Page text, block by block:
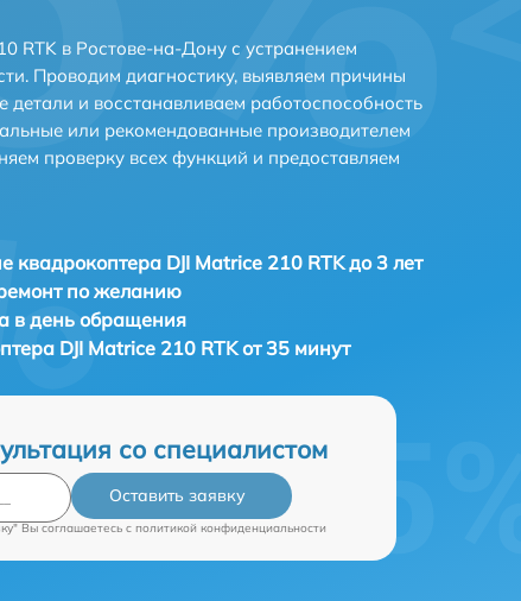
RTK в Ростове-на-Дону с устранением
Проводим диагностику, выявляем причины
и восстанавливаем работоспособность
или рекомендованные производителем
проверку всех функций и предоставляем
квадрокоптера DJI Matrice 210 RTK до 3 лет
по желанию
в день обращения
DJI Matrice 210 RTK от 35 минут
со специалистом
Оставить заявку
Вы соглашаетесь c политикой конфиденциальности